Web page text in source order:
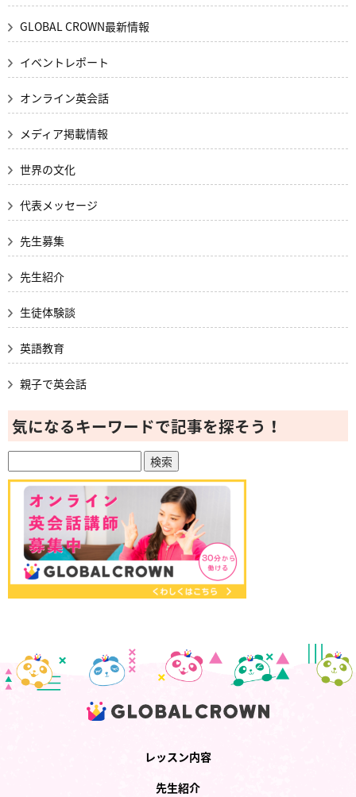
GLOBAL CROWN最新情報
イベントレポート
オンライン英会話
メディア掲載情報
世界の文化
代表メッセージ
先生募集
先生紹介
生徒体験談
英語教育
親子で英会話
気になるキーワードで記事を探そう！
レッスン内容
先生紹介